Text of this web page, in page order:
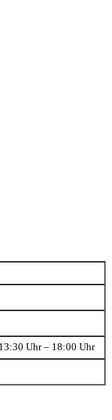
13:30 Uhr – 18:00 Uhr